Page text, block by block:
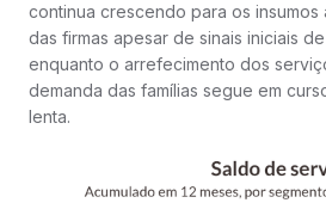
continua crescendo para os insumos
das firmas apesar de sinais iniciais
enquanto o arrefecimento dos
demanda das famílias segue em
lenta.